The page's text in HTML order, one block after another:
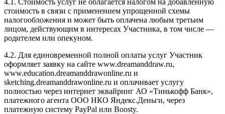
стоимость в связи с применением упрощенной схемы
налогообложения и может быть оплачена любым третьим
лицом, действующим в интересах Участника, в том числе —
родителем или опекуном.
4.2. Для единовременной полной оплаты услуг Участник
оформляет заявку на сайте www.dreamanddraw.ru,
www.education.dreamanddrawonline.ru и
sketching.dreamanddrawonline.ru и оплачивает услугу
полностью через интернет эквайринг АО «Тинькофф Банк»,
платежного агента ООО НКО Яндекс.Деньги, через
платежную систему PayPal или Boosty.